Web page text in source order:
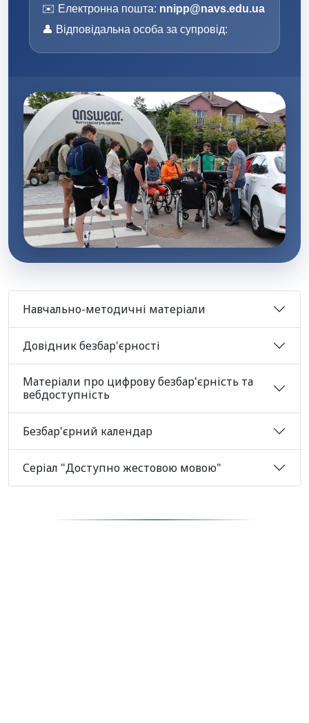
✉️ Електронна пошта: nnipp@navs.edu.ua
👤 Відповідальна особа за супровід:
Навчально-методичні матеріали
Довідник безбар'єрності
Матеріали про цифрову безбар'єрність та
вебдоступність
Безбар'єрний календар
Серіал "Доступно жестовою мовою"